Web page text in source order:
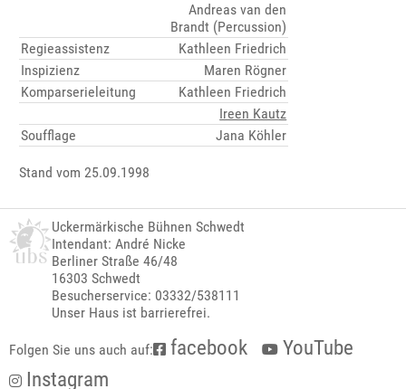
Andreas van den
Brandt (Percussion)
Regieassistenz
Kathleen Friedrich
Inspizienz
Maren Rögner
Komparserieleitung
Kathleen Friedrich
Ireen Kautz
Soufflage
Jana Köhler
Stand vom 25.09.1998
Uckermärkische Bühnen Schwedt
Intendant: André Nicke
Berliner Straße 46/48
16303 Schwedt
Besucherservice: 03332/538111
Unser Haus ist barrierefrei.
Folgen Sie uns auch auf: facebook
YouTube
Instagram